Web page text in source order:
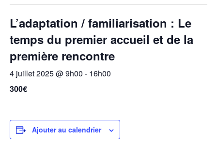
L’adaptation / familiarisation : Le
temps du premier accueil et de la
première rencontre
4 juillet 2025 @ 9h00 - 16h00
300€
Ajouter au calendrier